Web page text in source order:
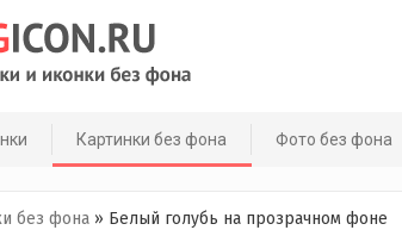
Картинки без фона Фото без фона
без фона» Белый голубь на прозрачном фоне